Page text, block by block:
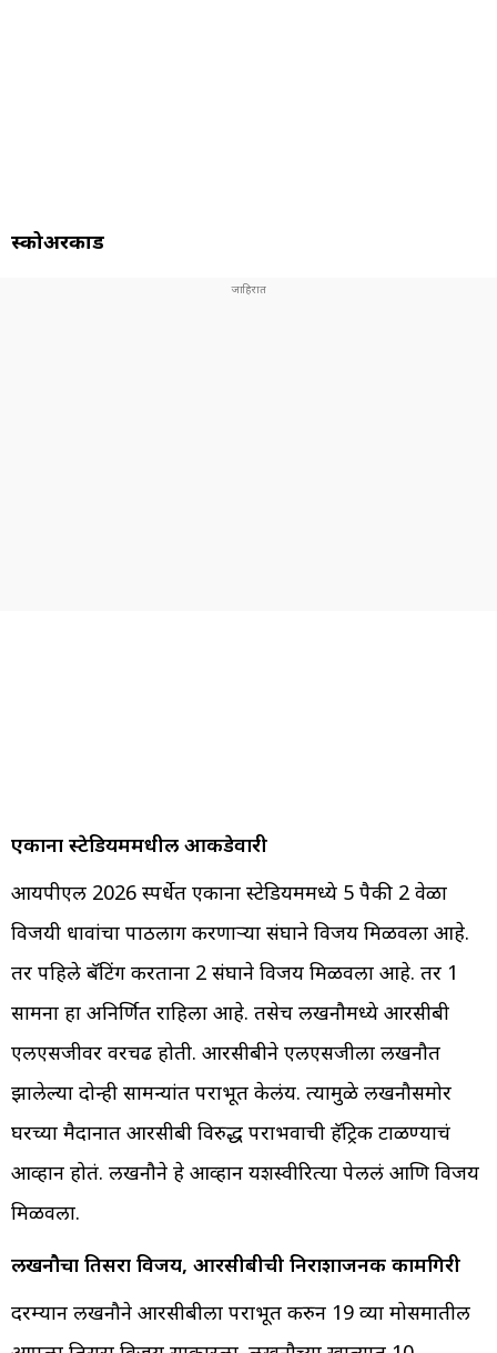
स्कोअरकार्ड
एकाना स्टेडियममधील आकडेवारी
आयपीएल 2026 स्पर्धेत एकाना स्टेडियममध्ये 5 पैकी 2 वेळा
विजयी धावांचा पाठलाग करणाऱ्या संघाने विजय मिळवला आहे.
तर पहिले बॅटिंग करताना 2 संघाने विजय मिळवला आहे. तर 1
सामना हा अनिर्णित राहिला आहे. तसेच लखनौमध्ये आरसीबी
एलएसजीवर वरचढ होती. आरसीबीने एलएसजीला लखनौत
झालेल्या दोन्ही सामन्यांत पराभूत केलंय. त्यामुळे लखनौसमोर
घरच्या मैदानात आरसीबी विरुद्ध पराभवाची हॅट्रिक टाळण्याचं
आव्हान होतं. लखनौने हे आव्हान यशस्वीरित्या पेललं आणि विजय
मिळवला.
लखनौचा तिसरा विजय, आरसीबीची निराशाजनक कामगिरी
दरम्यान लखनौने आरसीबीला पराभूत करुन 19 व्या मोसमातील